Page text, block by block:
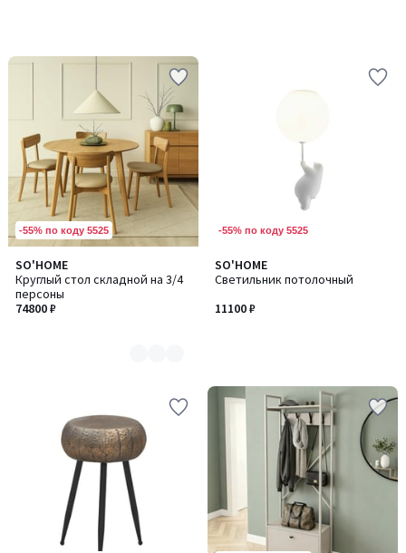
-55% по коду 5525
SO'HOME
Круглый стол складной на 3/4
персоны
74800 ₽
Количество
цветов:
2
-55% по коду 5525
SO'HOME
Светильник потолочный
11100 ₽